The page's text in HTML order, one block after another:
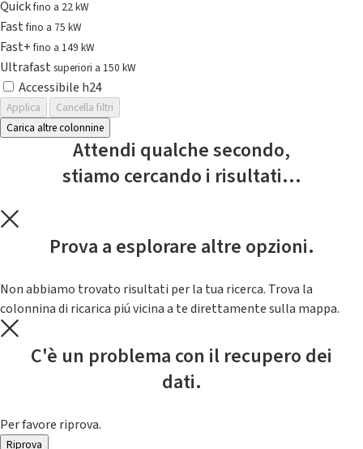
Quickfino a 22 kW
Fastfino a 75 kW
Fast+fino a 149 kW
Ultrafast superiori a 150 kW
Accessibile h24
Applica
Cancella filtri
Carica altre colonnine
Attendi qualche secondo,
stiamo cercando i risultati...
Prova a esplorare altre opzioni.
Non abbiamo trovato risultati per la tua ricerca. Trova la
colonnina di ricarica piú vicina a te direttamente sulla mappa.
C'è un problema con il recupero dei
dati.
Per favore riprova.
Riprova